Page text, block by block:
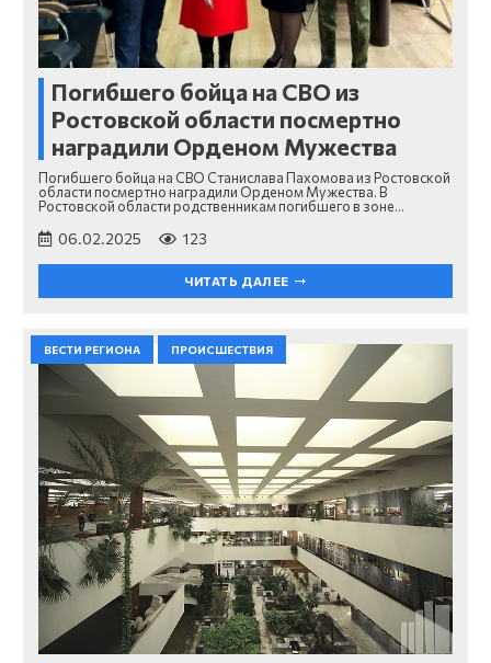
Погибшего бойца на СВО из
Ростовской области посмертно
наградили Орденом Мужества
Погибшего бойца на СВО Станислава Пахомова из Ростовской
области посмертно наградили Орденом Мужества. В
Ростовской области родственникам погибшего в зоне…
06.02.2025 123
ЧИТАТЬ ДАЛЕЕ
ВЕСТИ РЕГИОНА ПРОИСШЕСТВИЯ